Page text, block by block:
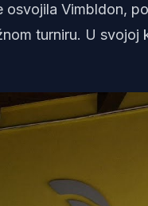
Vimbldon,
turniru. U svojoj